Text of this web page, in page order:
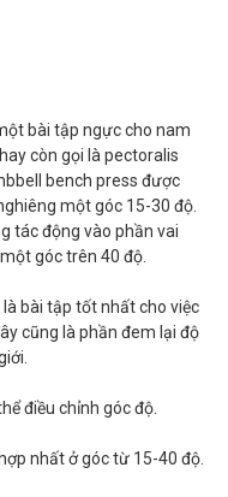
bài tập ngực cho nam
còn gọi là pectoralis
bench press được
một góc 15-30 độ.
tác động vào phần vai
góc trên 40 độ.
bài tập tốt nhất cho việc
cũng là phần đem lại độ
điều chỉnh góc độ.
nhất ở góc từ 15-40 độ.